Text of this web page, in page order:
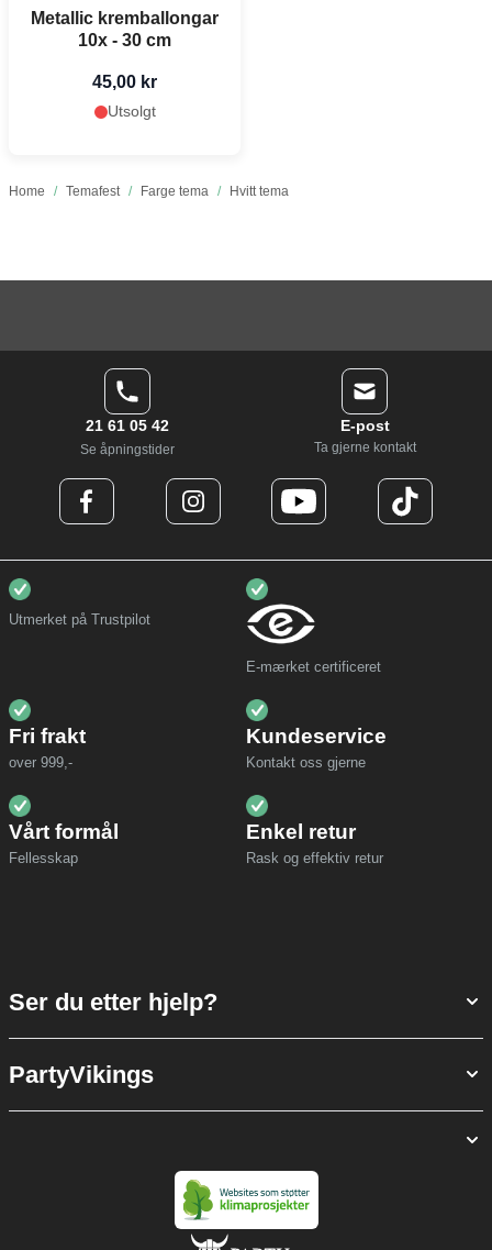
Home / Temafest / Farge tema / Hvitt tema
Metallic kremballongar
10x - 30 cm
45,00 kr
Utsolgt
21 61 05 42
Se åpningstider
E-post
Ta gjerne kontakt
Utmerket på Trustpilot
E-mærket certificeret
Fri frakt
over 999,-
Kundeservice
Kontakt oss gjerne
Vårt formål
Fellesskap
Enkel retur
Rask og effektiv retur
Ser du etter hjelp?
PartyVikings